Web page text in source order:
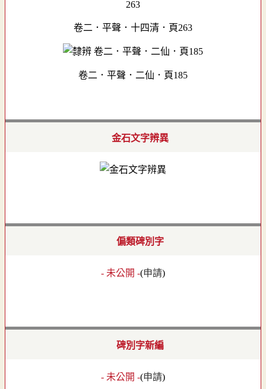
卷二．平聲．十四清．頁263
卷二．平聲．二仙．頁185
金石文字辨異
偏類碑別字
- 未公開 -(申請)
碑別字新編
- 未公開 -(申請)